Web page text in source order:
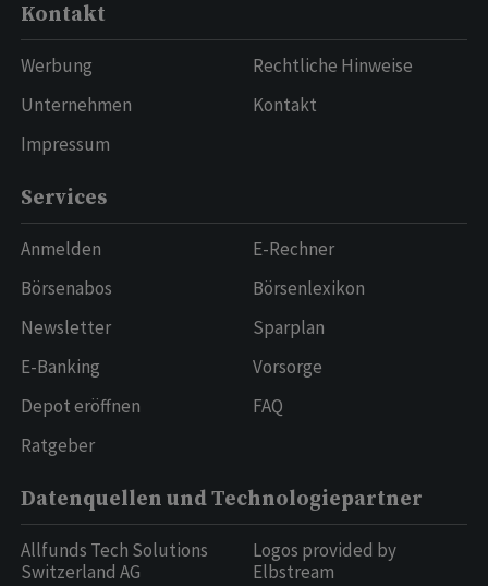
Kontakt
Werbung
Unternehmen
Impressum
Rechtliche Hinweise
Kontakt
Services
Anmelden
Börsenabos
Newsletter
E-Banking
Depot eröffnen
Ratgeber
E-Rechner
Börsenlexikon
Sparplan
Vorsorge
FAQ
Datenquellen und Technologiepartner
Allfunds Tech Solutions
Switzerland AG
Logos provided by
Elbstream